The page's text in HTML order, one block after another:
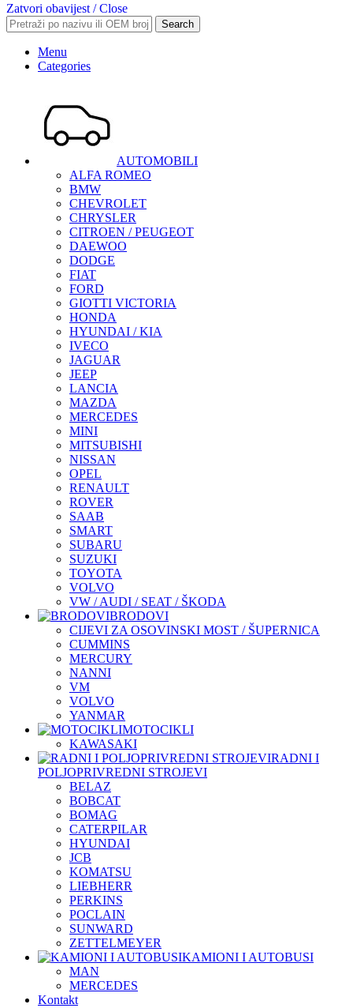
Zatvori obavijest / Close
Search
Menu
Categories
AUTOMOBILI
ALFA ROMEO
BMW
CHEVROLET
CHRYSLER
CITROEN / PEUGEOT
DAEWOO
DODGE
FIAT
FORD
GIOTTI VICTORIA
HONDA
HYUNDAI / KIA
IVECO
JAGUAR
JEEP
LANCIA
MAZDA
MERCEDES
MINI
MITSUBISHI
NISSAN
OPEL
RENAULT
ROVER
SAAB
SMART
SUBARU
SUZUKI
TOYOTA
VOLVO
VW / AUDI / SEAT / ŠKODA
BRODOVI
CIJEVI ZA OSOVINSKI MOST / ŠUPERNICA
CUMMINS
MERCURY
NANNI
VM
VOLVO
YANMAR
MOTOCIKLI
KAWASAKI
RADNI I
POLJOPRIVREDNI STROJEVI
BELAZ
BOBCAT
BOMAG
CATERPILAR
HYUNDAI
JCB
KOMATSU
LIEBHERR
PERKINS
POCLAIN
SUNWARD
ZETTELMEYER
KAMIONI I AUTOBUSI
MAN
MERCEDES
Kontakt